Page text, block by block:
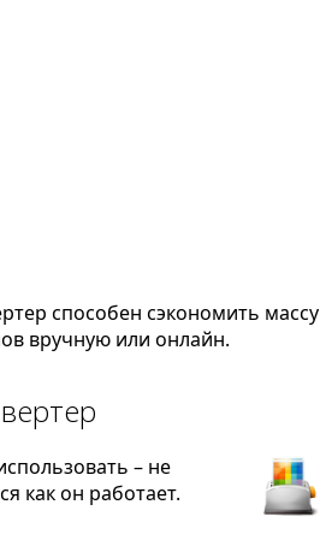
способен сэкономить массу
вручную или онлайн.
– не
как он работает.